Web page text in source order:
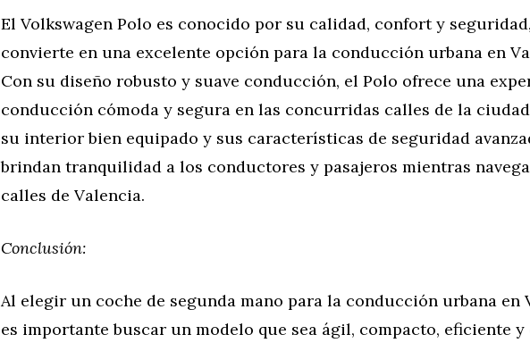
El Volkswagen Polo es conocido por su calidad, confort y
convierte en una excelente opción para la conducción urbana en
Con su diseño robusto y suave conducción, el Polo ofrece una
conducción cómoda y segura en las concurridas calles de la
su interior bien equipado y sus características de seguridad
brindan tranquilidad a los conductores y pasajeros mientras
calles de Valencia.
Conclusión:
Al elegir un coche de segunda mano para la conducción urbana en
es importante buscar un modelo que sea ágil, compacto, eficiente y